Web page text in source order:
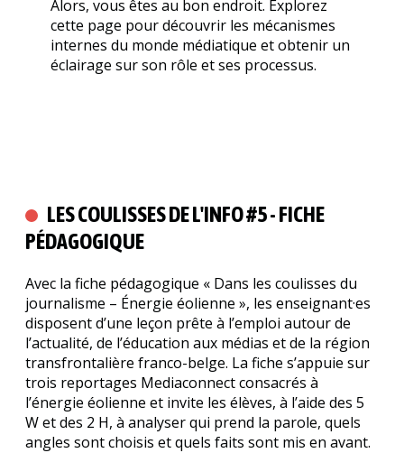
Alors, vous êtes au bon endroit. Explorez
cette page pour découvrir les mécanismes
internes du monde médiatique et obtenir un
éclairage sur son rôle et ses processus.
LES COULISSES DE L'INFO #5 - FICHE
PÉDAGOGIQUE
Avec la fiche pédagogique « Dans les coulisses du
journalisme – Énergie éolienne », les enseignant·es
disposent d’une leçon prête à l’emploi autour de
l’actualité, de l’éducation aux médias et de la région
transfrontalière franco-belge. La fiche s’appuie sur
trois reportages Mediaconnect consacrés à
l’énergie éolienne et invite les élèves, à l’aide des 5
W et des 2 H, à analyser qui prend la parole, quels
angles sont choisis et quels faits sont mis en avant.